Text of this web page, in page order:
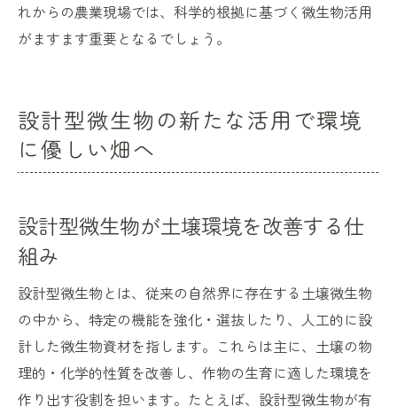
れからの農業現場では、科学的根拠に基づく微生物活用
がますます重要となるでしょう。
設計型微生物の新たな活用で環境
に優しい畑へ
設計型微生物が土壌環境を改善する仕
組み
設計型微生物とは、従来の自然界に存在する土壌微生物
の中から、特定の機能を強化・選抜したり、人工的に設
計した微生物資材を指します。これらは主に、土壌の物
理的・化学的性質を改善し、作物の生育に適した環境を
作り出す役割を担います。たとえば、設計型微生物が有